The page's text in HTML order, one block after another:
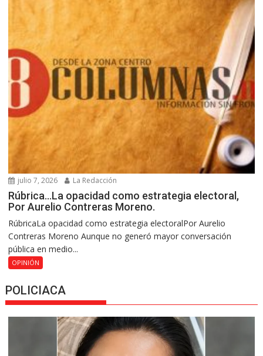
julio 7, 2026 La Redacción
Rúbrica…La opacidad como estrategia electoral,
Por Aurelio Contreras Moreno.
RúbricaLa opacidad como estrategia electoralPor Aurelio
Contreras Moreno Aunque no generó mayor conversación
pública en medio...
OPINIÓN
POLICIACA